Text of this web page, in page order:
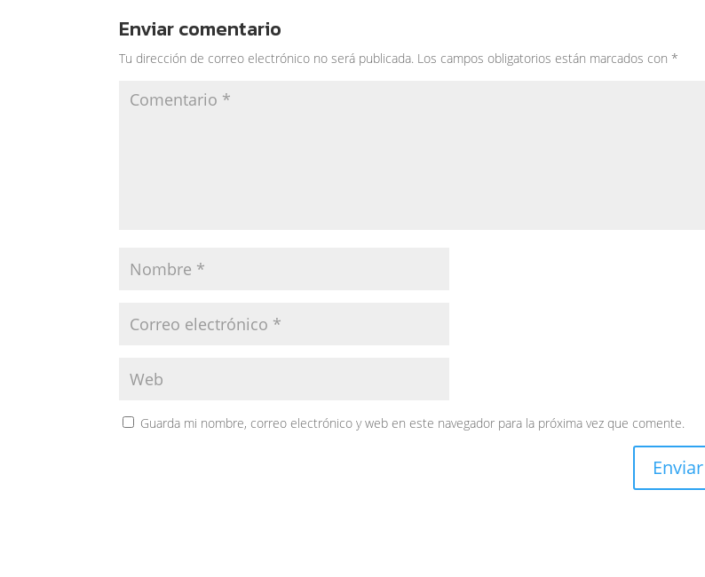
Enviar comentario
Tu dirección de correo electrónico no será publicada. Los campos obligatorios están marcados con*
Guarda mi nombre, correo electrónico y web en este navegador para la próxima vez que comente.